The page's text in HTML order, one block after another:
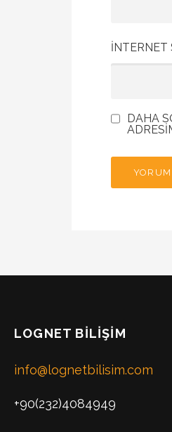
İNTERNET
DAHA
LOGNET BILIŞIM
info@lognetbilisim.com
+90(232)4084949